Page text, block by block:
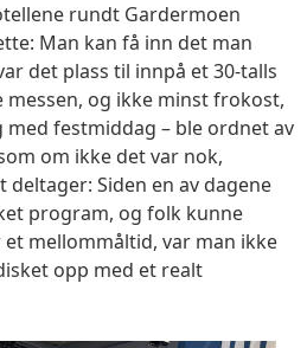
rundt Gardermoen
Man kan få inn det man
det plass til innpå et 30-talls
og ikke minst frokost,
festmiddag – ble ordnet av
om ikke det var nok,
Siden en av dagene
program, og folk kunne
mellommåltid, var man ikke
opp med et realt